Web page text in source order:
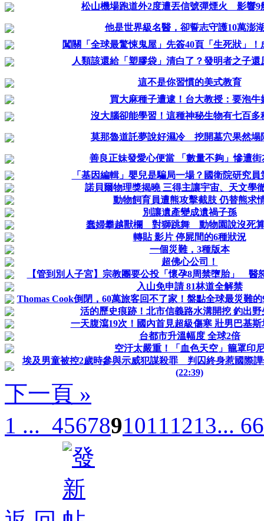
松山機場跑道外2度遭丟信號彈煙火 影響9
他是世界級名醫，卻誓志守護10萬澎
闖關「全球最驚悚鬼屋」先簽40頁「生死狀」！
人類該還給「塑膠袋」清白了？發明者之子還
這不是你習慣的美式教育
買大麻種子遭逮！台大教授：要泡牛
沒大腦卻能學習！這種神秘生物有七百多
莫那魯道託夢說好濕冷 挖開墓穴果然塌
善良正妹發愛心便當 「數量不夠」慘遭街
「基因編輯」嬰兒是騙局一場？國衛院研究員
諾貝爾物理獎揭曉 三得主讓宇宙、天文學
動物飼育員遭熊攻擊截肢 仍替熊求
別讓遺產變成遺禍子孫
蠢婦攀越獸欄 對獅跳舞 動物園說沒死
轉貼 影片 停屍間的6種狀況
一個災難，3種版本
超佛心公司！
【管到別人子宮】宗教團要公投「懷孕8周禁墮胎」 醫
入山免申請 81林道全解禁
Thomas Cook倒閉，60萬旅客回不了家！盤點全球最災難
活的歷史痕跡！北市信義路水溝開挖 釣出野
一天腹瀉19次！​國內首見超級傷寒 壯男巴基
台都市升溫幅度 全球2倍
空汙太嚴重！「血色天空」籠罩印
埃及男童被控2歲時參與示威犯謀殺罪 判囚終身惹國際
(22:39)
下一頁 »
1 ... 45678910111213... 66